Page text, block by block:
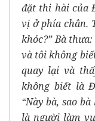
đặt thi hài của
vị ở phía chân.
khóc?” Bà
và tôi không
quay lại và
không biết là
“Này bà, sao
là người làm